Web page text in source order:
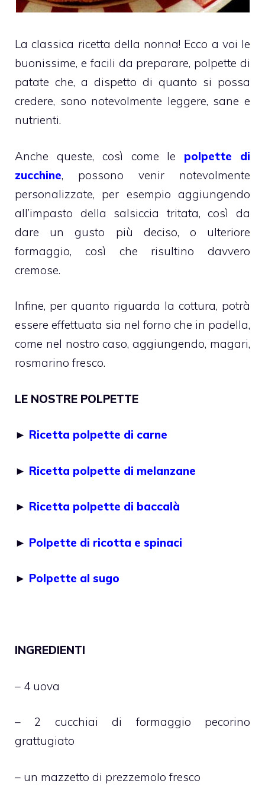
La classica ricetta della nonna! Ecco a voi le
buonissime, e facili da preparare, polpette di
patate che, a dispetto di quanto si possa
credere, sono notevolmente leggere, sane e
nutrienti.
Anche queste, così come le polpette di
zucchine, possono venir notevolmente
personalizzate, per esempio aggiungendo
all’impasto della salsiccia tritata, così da
dare un gusto più deciso, o ulteriore
formaggio, così che risultino davvero
cremose.
Infine, per quanto riguarda la cottura, potrà
essere effettuata sia nel forno che in padella,
come nel nostro caso, aggiungendo, magari,
rosmarino fresco.
LE NOSTRE POLPETTE
► Ricetta polpette di carne
► Ricetta polpette di melanzane
► Ricetta polpette di baccalà
► Polpette di ricotta e spinaci
► Polpette al sugo
INGREDIENTI
– 4 uova
– 2 cucchiai di formaggio pecorino
grattugiato
– un mazzetto di prezzemolo fresco